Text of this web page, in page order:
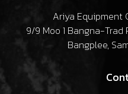
Ariya Equipment
9/9 Moo 1 Bangna-Trad
Bangplee,